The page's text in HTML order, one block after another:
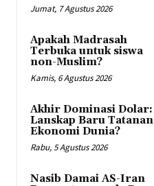
Jumat, 7 Agustus 2026
Apakah Madrasah
Terbuka untuk siswa
non-Muslim?
Kamis, 6 Agustus 2026
Akhir Dominasi Dolar:
Lanskap Baru Tatanan
Ekonomi Dunia?
Rabu, 5 Agustus 2026
Nasib Damai AS-Iran